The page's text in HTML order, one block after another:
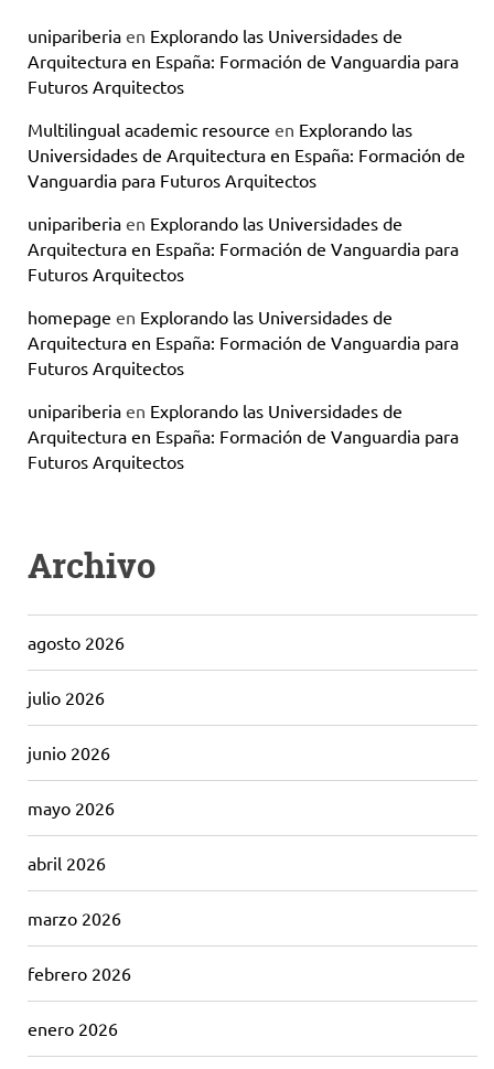
unipariberia en Explorando las Universidades de
Arquitectura en España: Formación de Vanguardia para
Futuros Arquitectos
Multilingual academic resource en Explorando las
Universidades de Arquitectura en España: Formación de
Vanguardia para Futuros Arquitectos
unipariberia en Explorando las Universidades de
Arquitectura en España: Formación de Vanguardia para
Futuros Arquitectos
homepage en Explorando las Universidades de
Arquitectura en España: Formación de Vanguardia para
Futuros Arquitectos
unipariberia en Explorando las Universidades de
Arquitectura en España: Formación de Vanguardia para
Futuros Arquitectos
Archivo
agosto 2026
julio 2026
junio 2026
mayo 2026
abril 2026
marzo 2026
febrero 2026
enero 2026